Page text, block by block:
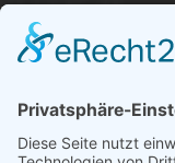
Informationen aus